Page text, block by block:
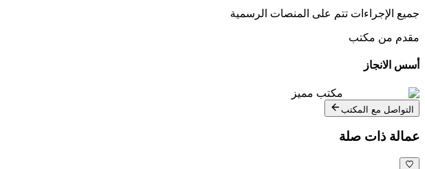
جميع الإجراءات تتم على المنصات الرسمية
مقدم من مكتب
أسس الانجاز
مكتب مميز
التواصل مع المكتب
عمالة ذات صلة